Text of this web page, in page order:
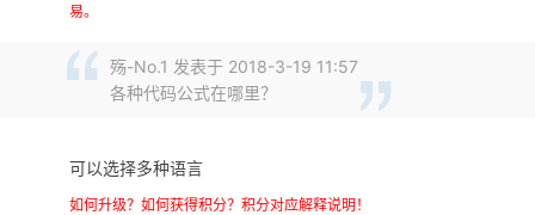
易。
殇-No.1 发表于 2018-3-19 11:57
各种代码公式在哪里？
可以选择多种语言
如何升级？如何获得积分？积分对应解释说明！